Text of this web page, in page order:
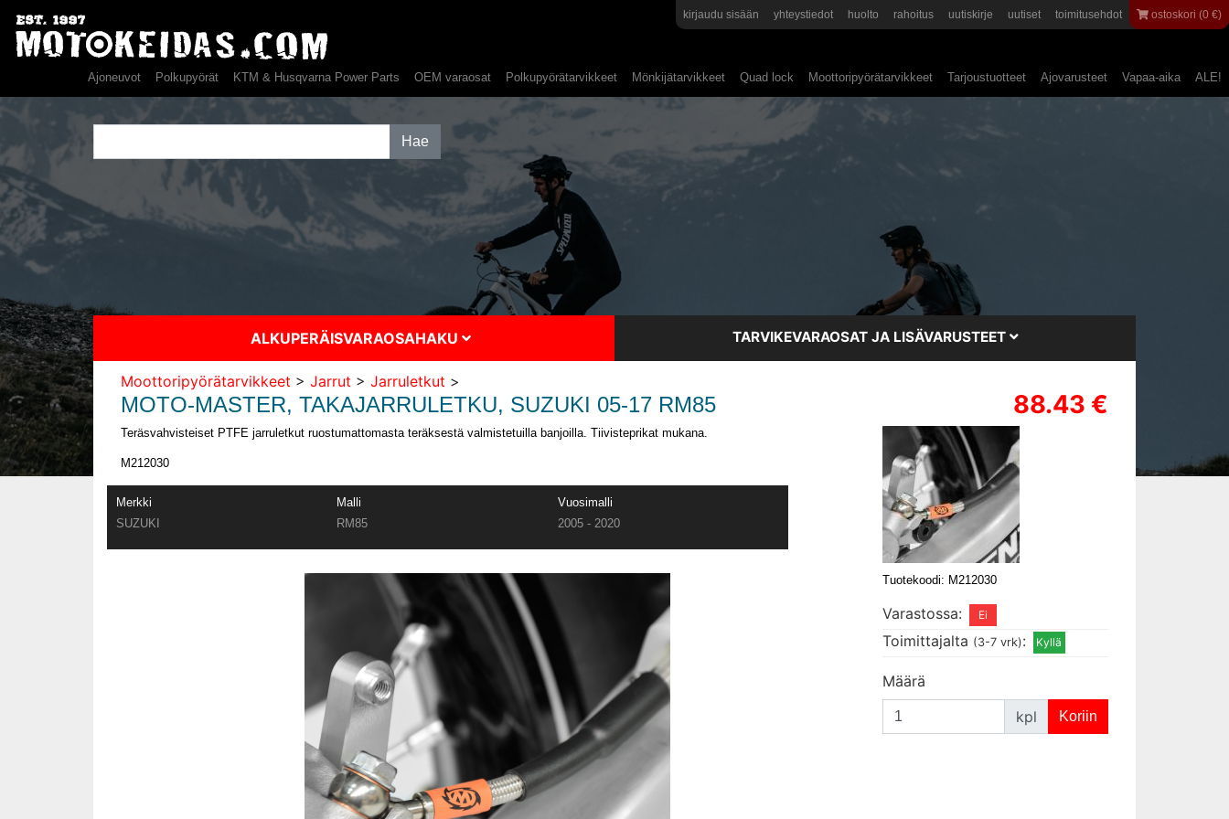
kirjaudu sisään yhteystiedot huolto rahoitus uutiskirje uutiset toimitusehdot ostoskori (0 €)
Ajoneuvot Polkupyörät KTM & Husqvarna Power Parts OEM varaosat Polkupyörätarvikkeet Mönkijätarvikkeet Quad lock Moottoripyörätarvikkeet Tarjoustuotteet Ajovarusteet Vapaa-aika ALE!
ALKUPERÄISVARAOSAHAKU TARVIKEVARAOSAT JA LISÄVARUSTEET
Moottoripyörätarvikkeet > Jarrut > Jarruletkut >
MOTO-MASTER, TAKAJARRULETKU, SUZUKI 05-17 RM85
Teräsvahvisteiset PTFE jarruletkut ruostumattomasta teräksestä valmistetuilla banjoilla. Tiivisteprikat mukana.
M212030
Merkki Malli
Vuosimalli
SUZUKI
RM85 2005 - 2020
88.43 €
Tuotekoodi: M212030
Varastossa:
Toimittajalta (3-7 vrk):
Määrä
kpl